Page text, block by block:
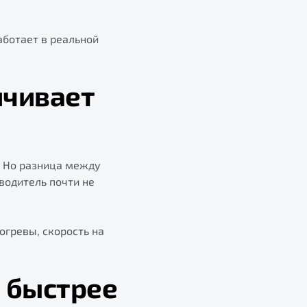
в реальной
Но разница между
почти не
скорость на